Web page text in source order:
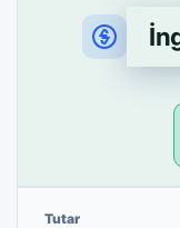
Tutar